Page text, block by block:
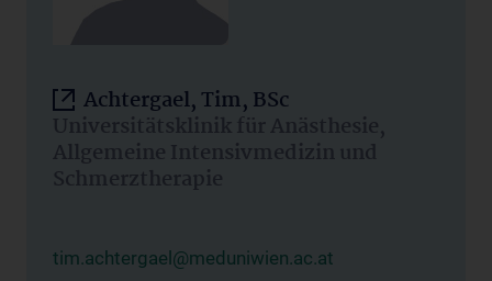
Achtergael, Tim, BSc
Universitätsklinik für Anästhesie,
Allgemeine Intensivmedizin und
Schmerztherapie
tim.achtergael@meduniwien.ac.at